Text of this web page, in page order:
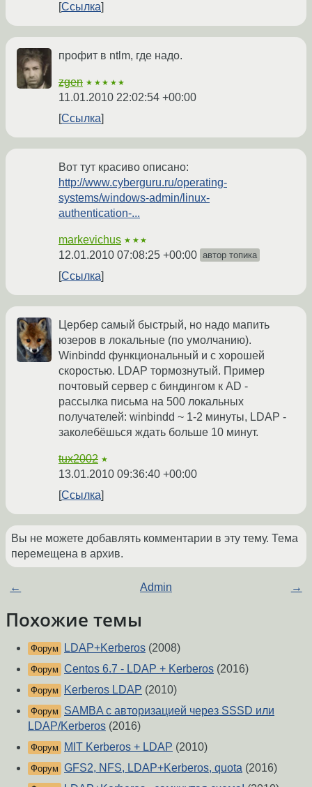
Ссылка
профит в ntlm, где надо.
zgen ★★★★★
11.01.2010 22:02:54 +00:00
Ссылка
Вот тут красиво описано:
http://www.cyberguru.ru/operating-
systems/windows-admin/linux-
authentication-...
markevichus ★★★
12.01.2010 07:08:25 +00:00 автор топика
Ссылка
Цербер самый быстрый, но надо мапить
юзеров в локальные (по умолчанию).
Winbindd функциональный и с хорошей
скоростью. LDAP тормознутый. Пример
почтовый сервер с биндингом к AD -
рассылка письма на 500 локальных
получателей: winbindd ~ 1-2 минуты, LDAP -
заколебёшься ждать больше 10 минут.
tux2002 ★
13.01.2010 09:36:40 +00:00
Ссылка
Вы не можете добавлять комментарии в эту тему. Тема
перемещена в архив.
← Admin →
Похожие темы
Форум LDAP+Kerberos (2008)
Форум Centos 6.7 - LDAP + Kerberos (2016)
Форум Kerberos LDAP (2010)
Форум
SAMBA с авторизацией через SSSD или
LDAP/Kerberos (2016)
Форум MIT Kerberos + LDAP (2010)
Форум GFS2, NFS, LDAP+Kerberos, quota (2016)